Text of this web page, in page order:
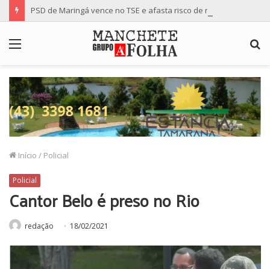
Início / Policial
Policial
Cantor Belo é preso no Rio
redação 18/02/2021